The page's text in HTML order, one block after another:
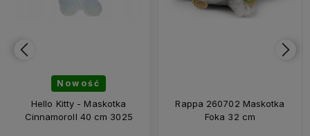
Nowość
Hello Kitty - Maskotka
Cinnamoroll 40 cm 3025
Rappa 260702 Maskotka
Foka 32 cm